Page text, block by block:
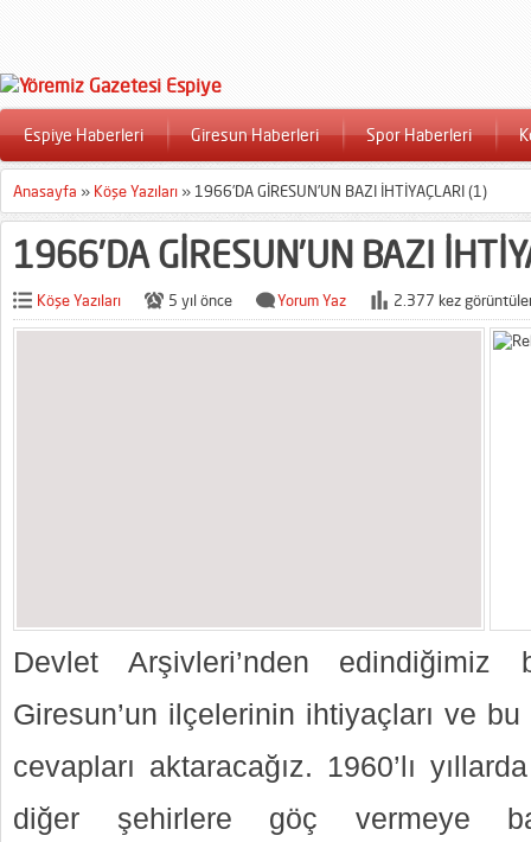
Espiye Haberleri Giresun Haberleri Spor Haberleri
Anasayfa » Köşe Yazıları » 1966’DA GİRESUN’UN BAZI İHTİYAÇLARI (1)
1966’DA GİRESUN’UN BAZI
Köşe Yazıları 5 yıl önce Yorum Yaz 2.377 kez
Devlet Arşivleri’nden edindiğimiz
Giresun’un ilçelerinin ihtiyaçları ve
cevapları aktaracağız. 1960’lı
diğer şehirlere göç vermeye